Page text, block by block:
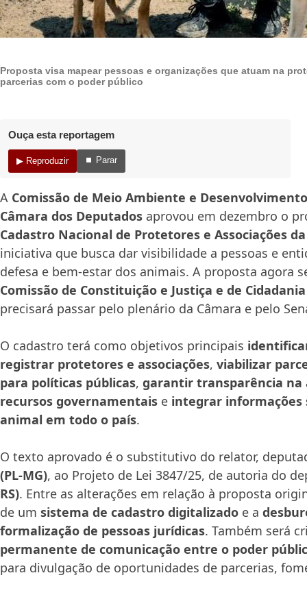
Proposta visa mapear pessoas e organizações que atuam na
parcerias com o poder público
Ouça esta reportagem
▶ Reproduzir ⏹ Parar
A Comissão de Meio Ambiente e
Câmara dos Deputados aprovou em dezembro o
Cadastro Nacional de Protetores e Associações
iniciativa que busca dar visibilidade a pessoas e
defesa e bem-estar dos animais. A proposta agora
Comissão de Constituição e Justiça e de Cidadania
precisará passar pelo plenário da Câmara e pelo
O cadastro terá como objetivos principais
registrar protetores e associações, viabilizar
para políticas públicas, garantir transparência na
recursos governamentais e integrar informações
animal em todo o país.
O texto aprovado é o substitutivo do relator,
(PL-MG), ao Projeto de Lei 3847/25, de autoria do
RS). Entre as alterações em relação à proposta
de um sistema de cadastro digitalizado e a
formalização de pessoas jurídicas. Também será
permanente de comunicação entre o poder
para divulgação de oportunidades de parcerias,